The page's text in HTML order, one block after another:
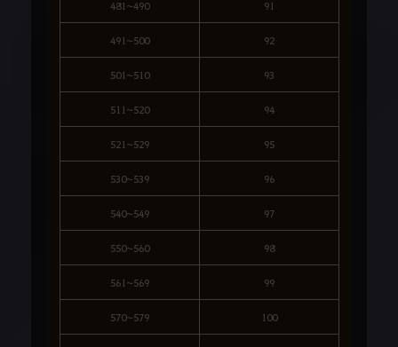
481~490 91
491~500 92
501~510 93
511~520 94
521~529 95
530~539 96
540~549 97
550~560 98
561~569 99
570~579 100